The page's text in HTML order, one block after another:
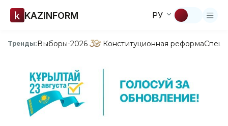
KAZINFORM РУ
Тренды:Выборы-2026 Конституционная реформа